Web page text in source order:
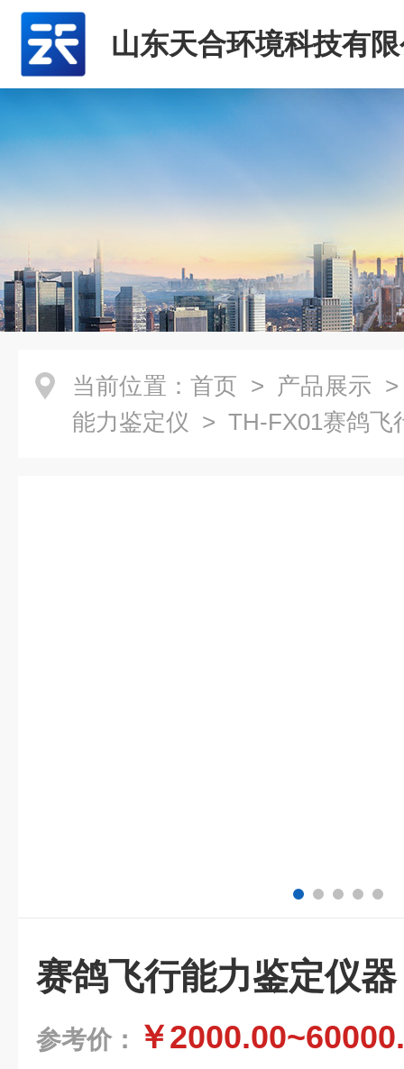
山东天合环境科技有
当前位置： 首页 > 产品展示
能力鉴定仪 > TH-FX01赛鸽飞
赛鸽飞行能力鉴定仪器
参考价： ￥